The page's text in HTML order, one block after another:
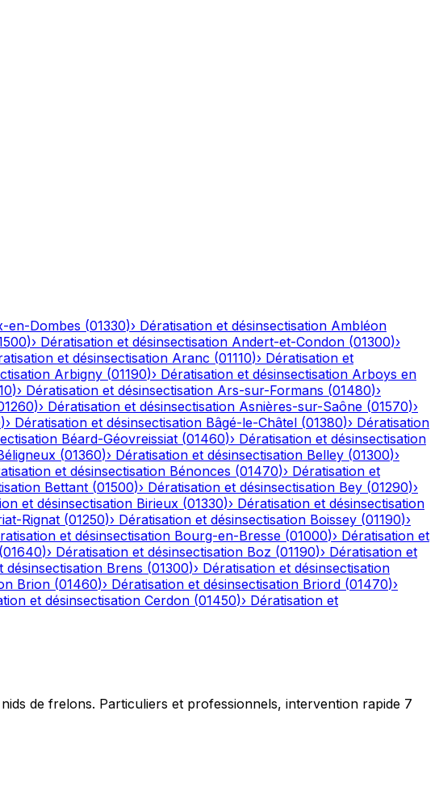
en-Dombes (01330)› Dératisation et désinsectisation Ambléon
)› Dératisation et désinsectisation Andert-et-Condon (01300)›
et désinsectisation Aranc (01110)› Dératisation et
Arbigny (01190)› Dératisation et désinsectisation Arboys en
)› Dératisation et désinsectisation Ars-sur-Formans (01480)›
)› Dératisation et désinsectisation Asnières-sur-Saône (01570)›
)› Dératisation et désinsectisation Bâgé-le-Châtel (01380)› Dératisation
Béard-Géovreissiat (01460)› Dératisation et désinsectisation
(01360)› Dératisation et désinsectisation Belley (01300)›
et désinsectisation Bénonces (01470)› Dératisation et
Bettant (01500)› Dératisation et désinsectisation Bey (01290)›
et désinsectisation Birieux (01330)› Dératisation et désinsectisation
Rignat (01250)› Dératisation et désinsectisation Boissey (01190)›
et désinsectisation Bourg-en-Bresse (01000)› Dératisation et
(01640)› Dératisation et désinsectisation Boz (01190)› Dératisation et
désinsectisation Brens (01300)› Dératisation et désinsectisation
Brion (01460)› Dératisation et désinsectisation Briord (01470)›
et désinsectisation Cerdon (01450)› Dératisation et
de frelons. Particuliers et professionnels, intervention rapide 7